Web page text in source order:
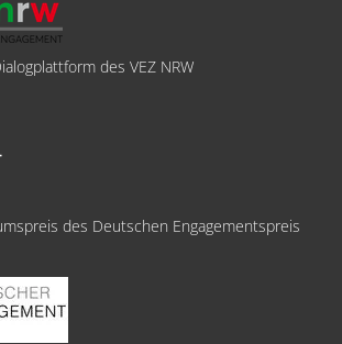
des VEZ NRW
des Deutschen Engagementspreis